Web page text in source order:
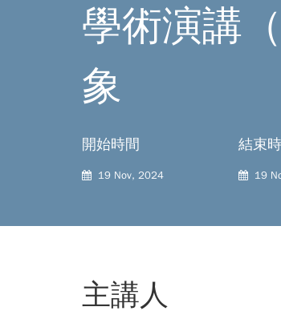
學術演講
象
開始時間
19 Nov, 2024
結束
19
主講人